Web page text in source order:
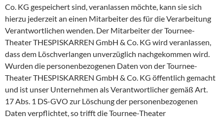
Co. KG gespeichert sind, veranlassen möchte, kann sie sich
hierzu jederzeit an einen Mitarbeiter des für die Verarbeitung
Verantwortlichen wenden. Der Mitarbeiter der Tournee-
Theater THESPISKARREN GmbH & Co. KG wird veranlassen,
dass dem Löschverlangen unverzüglich nachgekommen wird.
Wurden die personenbezogenen Daten von der Tournee-
Theater THESPISKARREN GmbH & Co. KG öffentlich gemacht
und ist unser Unternehmen als Verantwortlicher gemäß Art.
17 Abs. 1 DS-GVO zur Löschung der personenbezogenen
Daten verpflichtet, so trifft die Tournee-Theater